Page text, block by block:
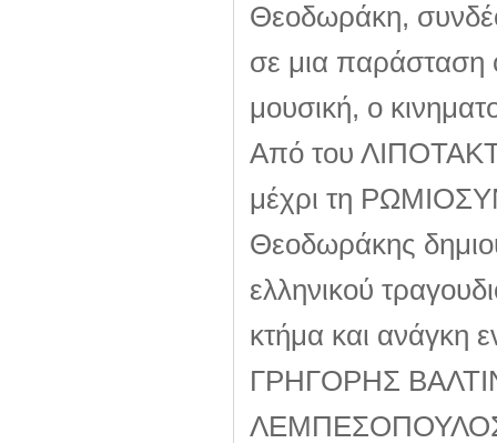
Θεοδωράκη,
σε μια παράσταση
μουσική, ο
Από του
μέχρι τη
Θεοδωράκης
ελληνικού
κτήμα και ανάγκη
ΓΡΗΓΟΡΗΣ